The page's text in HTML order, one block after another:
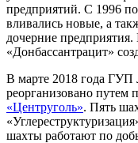
предприятий. С 1996
вливались новые, а
дочерние
«Донбассантрацит»
В марте 2018 года ГУП
реорганизовано
«Центруголь». Пять
шахты работают по